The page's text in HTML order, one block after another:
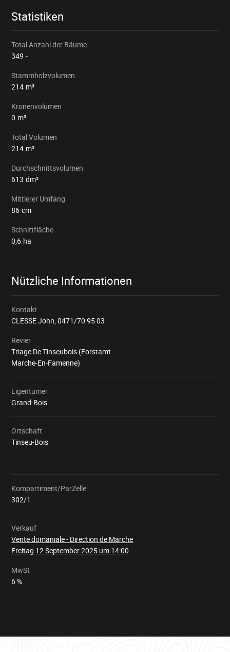
Statistiken
Total Anzahl der Bäume
349 -
Stammholzvolumen
214 m³
Kronenvolumen
0 m³
Total Volumen
214 m³
Durchschnittsvolumen
613 dm³
Mittlerer Umfang
86 cm
Schnittfläche
0,6 ha
Nützliche Informationen
Kontakt
CLESSE John,0471/70 95 03
Revier
Triage De Tinseubois (Forstamt
Marche-En-Famenne)
Eigentümer
Grand-Bois
Ortschaft
Tinseu-Bois
Kompartiment/ParZelle
302/1
Verkauf
Vente domaniale - Direction de Marche
Freitag 12 September 2025 um 14:00
Wird
MwSt
6 %